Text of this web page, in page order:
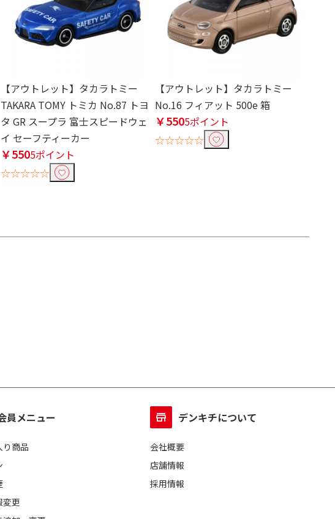
【アウトレット】タカラトミー
TAKARA TOMY トミカ No.87 トヨ
タ GR スープラ 富士スピードウェ
イ セーフティーカー
￥5505ポイント
☆☆☆☆☆
【アウトレット】タカラトミー
No.16 フィアット 500e 箱
￥5505ポイント
☆☆☆☆☆
員メニュー
り商品
変更
デンキチについて
会社概要
店舗情報
採用情報